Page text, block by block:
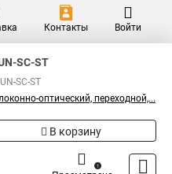
Контакты Войти
SC-ST
SC-ST
оптический, переходной,...
В корзину
1